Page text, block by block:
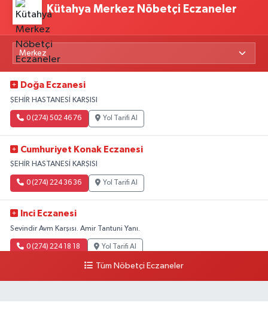
Kütahya Merkez Nöbetçi Eczaneler
Doğa Eczanesi
ŞEHİR HASTANESİ KARŞISI
0 (274) 502 46 76 Yol Tarifi Al
Cumhuriyet Konak Eczanesi
ŞEHİR HASTANESİ KARŞISI
0 (274) 224 36 36 Yol Tarifi Al
Inci Eczanesi
Sevindir Avm Karşısı. Amir Tantuni Yanı.
0 (274) 224 18 18 Yol Tarifi Al
Tüm Nöbetçi Eczaneler